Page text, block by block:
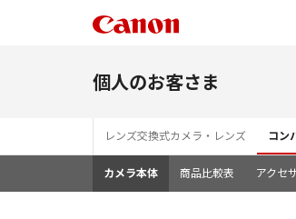
個人のお客さま
レンズ交換式カメラ・レンズ コン
カメラ本体 商品比較表 アクセ